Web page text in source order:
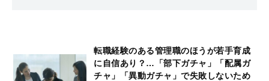
転職経験のある管理職のほうが若手育成
に自信あり？…「部下ガチャ」「配属ガ
チャ」「異動ガチャ」で失敗しないため